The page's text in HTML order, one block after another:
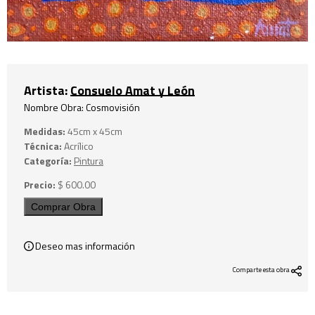
Artista:Consuelo Amat y León
Nombre Obra: Cosmovisión
Medidas:45cm x 45cm
Técnica:Acrílico
Categoría: Pintura
Precio: $ 600.00
Cosmovisión
cantidad
Comprar Obra
Deseo mas información
Comparte esta obra